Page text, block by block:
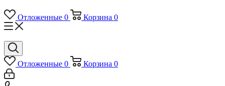
Отложенные 0 Корзина 0
Отложенные 0 Корзина 0